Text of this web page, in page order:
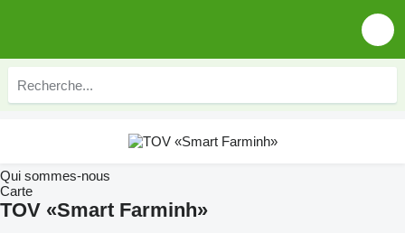
Qui sommes-nous
Carte
TOV «Smart Farminh»